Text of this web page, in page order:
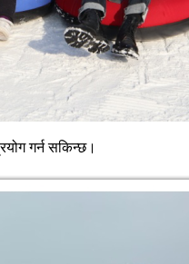
गर्न सकिन्छ।